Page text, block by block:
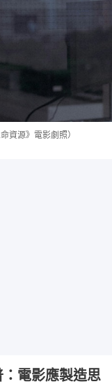
資源》電影劇照）
電影應製造思